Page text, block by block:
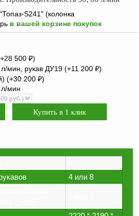
S241" (колонка
в вашей корзине покупок
28 500 ₽)
л/мин, рукав ДУ19 (+11 200 ₽)
(+30 200 ₽)
л/мин
4 или 8